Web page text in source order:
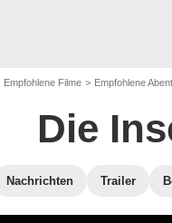
Empfohlene Filme Empfohlene
Die
Nachrichten Trailer